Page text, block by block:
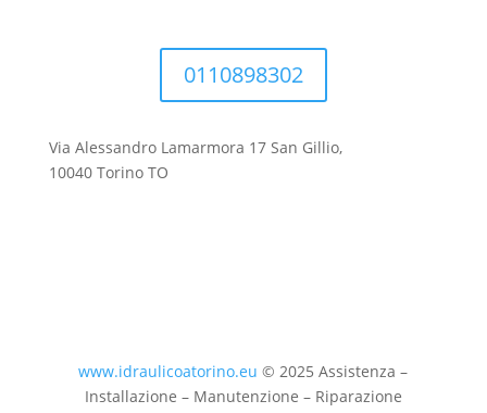
0110898302
Via Alessandro Lamarmora 17 San Gillio,
10040 Torino TO
www.idraulicoatorino.eu © 2025 Assistenza –
Installazione – Manutenzione – Riparazione